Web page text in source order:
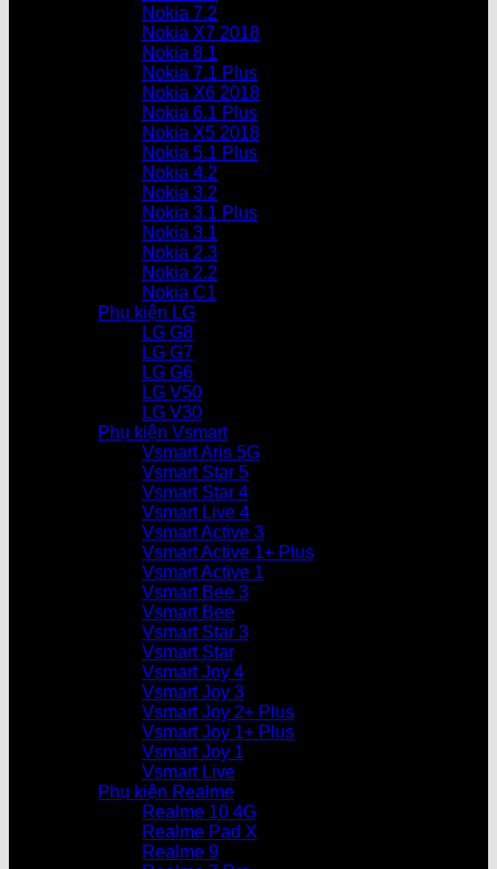
Nokia 7.2
Nokia X7 2018
Nokia 8.1
Nokia 7.1 Plus
Nokia X6 2018
Nokia 6.1 Plus
Nokia X5 2018
Nokia 5.1 Plus
Nokia 4.2
Nokia 3.2
Nokia 3.1 Plus
Nokia 3.1
Nokia 2.3
Nokia 2.2
Nokia C1
Phụ kiện LG
LG G8
LG G7
LG G6
LG V50
LG V30
Phụ kiện Vsmart
Vsmart Aris 5G
Vsmart Star 5
Vsmart Star 4
Vsmart Live 4
Vsmart Active 3
Vsmart Active 1+ Plus
Vsmart Active 1
Vsmart Bee 3
Vsmart Bee
Vsmart Star 3
Vsmart Star
Vsmart Joy 4
Vsmart Joy 3
Vsmart Joy 2+ Plus
Vsmart Joy 1+ Plus
Vsmart Joy 1
Vsmart Live
Phụ kiện Realme
Realme 10 4G
Realme Pad X
Realme 9